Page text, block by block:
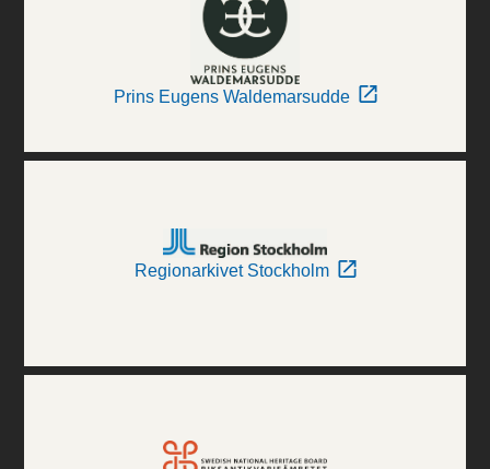
Prins Eugens Waldemarsudde
Regionarkivet Stockholm